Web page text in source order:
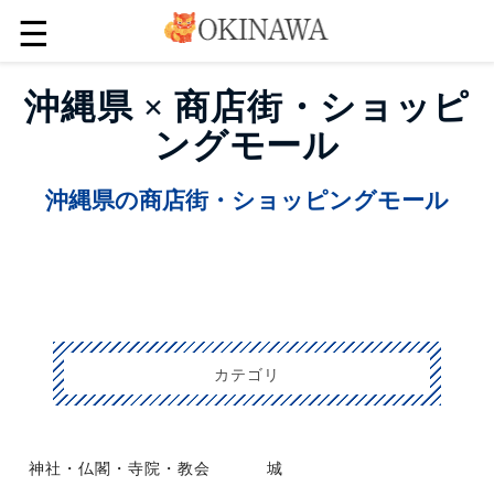
☰
沖縄県 × 商店街・ショッピ
ングモール
沖縄県の商店街・ショッピングモール
カテゴリ
神社・仏閣・寺院・教会 城